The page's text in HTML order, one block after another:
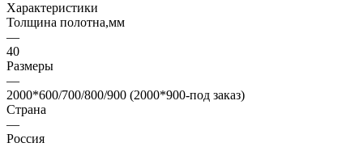
Характеристики
Толщина полотна,мм
—
40
Размеры
—
2000*600/700/800/900 (2000*900-под заказ)
Страна
—
Россия